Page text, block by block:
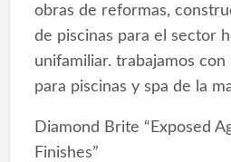
obras de reformas,
de piscinas para el sector
unifamiliar. trabajamos
para piscinas y spa de la
Diamond Brite “Exposed
Finishes”